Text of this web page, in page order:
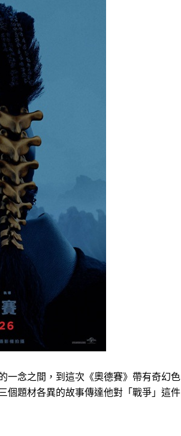
一念之間，到這次《奧德賽》帶有奇幻色
個題材各異的故事傳達他對「戰爭」這件